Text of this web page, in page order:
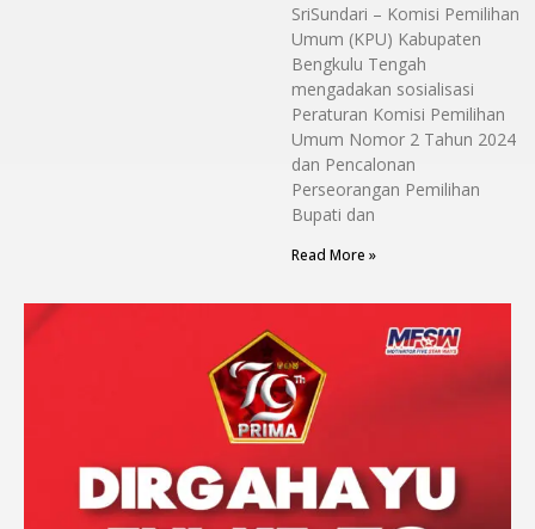
SriSundari – Komisi Pemilihan
Umum (KPU) Kabupaten
Bengkulu Tengah
mengadakan sosialisasi
Peraturan Komisi Pemilihan
Umum Nomor 2 Tahun 2024
dan Pencalonan
Perseorangan Pemilihan
Bupati dan
Read More »